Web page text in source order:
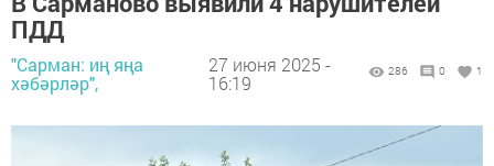
ПДД
"Сарман: иң яңа
хәбәрләр",
27 июня 2025 -
16:19
286 0 1